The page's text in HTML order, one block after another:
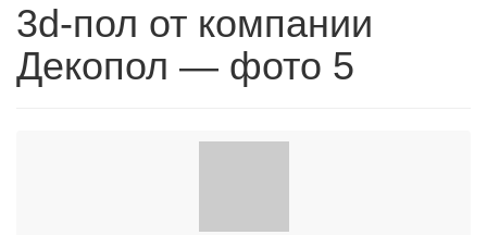
3d-пол от компании
Декопол — фото 5